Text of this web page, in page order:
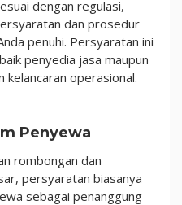
dengan regulasi,
dan prosedur
penuhi. Persyaratan ini
penyedia jasa maupun
operasional.
Penyewa
rombongan dan
persyaratan biasanya
sebagai penanggung